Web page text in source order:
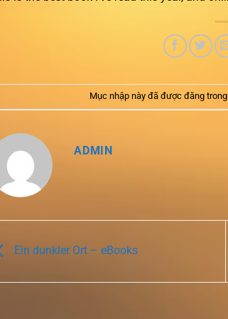
Mục nhập này đã được đăng trong
ADMIN
Ein dunkler Ort – eBooks